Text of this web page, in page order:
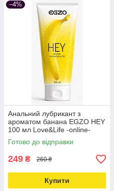
–4%
Анальний лубрикант з
ароматом банана EGZO HEY
100 мл Love&Life -online-
multimarket-
Готово до відправки
249 ₴ 260 ₴
Купити